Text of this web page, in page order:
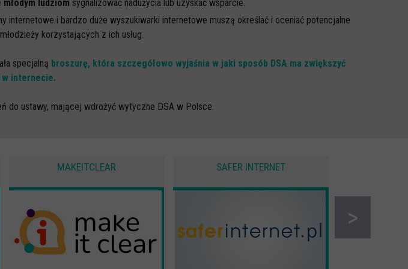
ludziom sygnalizować nadużycia lub uzyskać wsparcie.
internetowe i bardzo duże wyszukiwarki internetowe muszą określać i oceniać potencjalne
korzystających z ich usług.
specjalną broszurę, która szczegółowo wyjaśnia w jaki sposób DSA ma zwiększyć
w internecie.
do ustawy, mającej wdrożyć wytyczne DSA w Polsce.
MAKEITCLEAR SAFER INTERNET
>